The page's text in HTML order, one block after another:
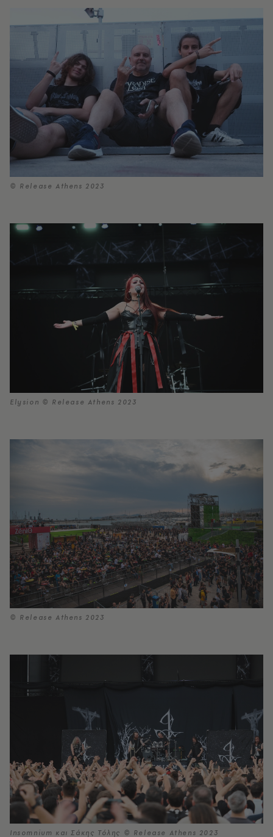
© Release Athens 2023
Elysion © Release Athens 2023
© Release Athens 2023
Insomnium και Σάκης Τόλης © Release Athens 2023